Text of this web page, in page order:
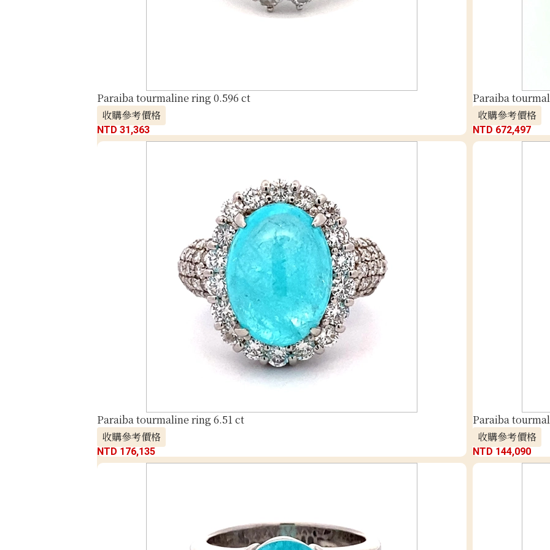
Paraiba tourmaline ring 0.596 ct
收購參考價格
NTD 31,363
Paraiba
收購參考價格
NTD 672,497
Paraiba tourmaline ring 6.51 ct
收購參考價格
NTD 176,135
Paraiba
收購參考價格
NTD 144,090